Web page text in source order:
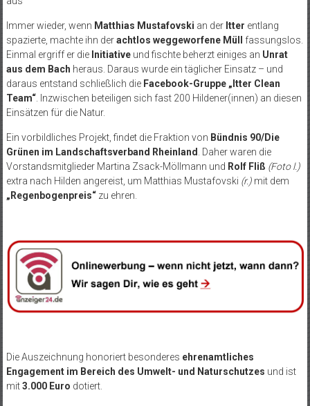
Immer wieder, wenn Matthias Mustafovski an der Itter entlang
spazierte, machte ihn derachtlos weggeworfene Müll fassungslos.
Einmal ergriff er die Initiativeund fischte beherzt einiges an Unrat
aus dem Bach heraus. Daraus wurde ein täglicher Einsatz – und
daraus entstand schließlich die Facebook-Gruppe „Itter Clean
Team“. Inzwischen beteiligen sich fast 200 Hildener(innen) an diesen
Einsätzen für die Natur.
Ein vorbildliches Projekt, findet die Fraktion von Bündnis 90/Die
Grünen im Landschaftsverband Rheinland . Daher waren die
Vorstandsmitglieder Martina Zsack-Möllmann und Rolf Fliß (Foto l.)
extra nach Hilden angereist, um Matthias Mustafovski (r.)mit dem
„Regenbogenpreis“zu ehren.
Die Auszeichnung honoriert besonderes ehrenamtliches
Engagement im Bereich des Umwelt- und Naturschutzes und ist
mit3.000 Euro dotiert.